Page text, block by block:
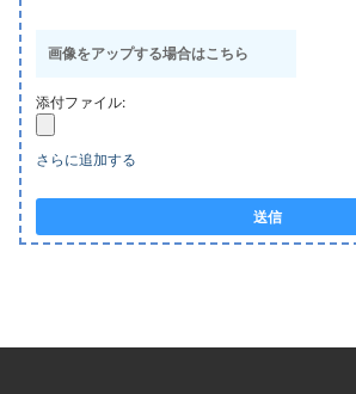
画像をアップする場合はこちら
添付ファイル:
さらに追加する
送信